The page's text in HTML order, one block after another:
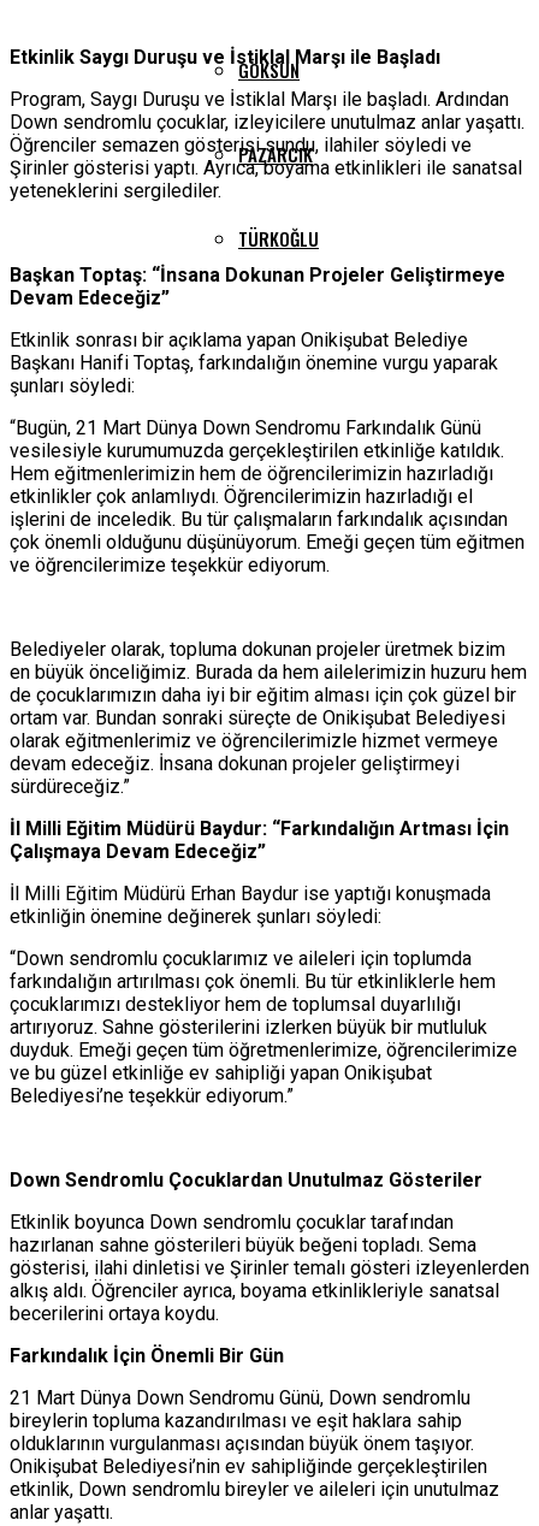
GÖKSUN
PAZARCIK
TÜRKOĞLU
Etkinlik Saygı Duruşu ve İstiklal Marşı ile Başladı
Program, Saygı Duruşu ve İstiklal Marşı ile başladı. Ardından
Down sendromlu çocuklar, izleyicilere unutulmaz anlar yaşattı.
Öğrenciler semazen gösterisi sundu, ilahiler söyledi ve
Şirinler gösterisi yaptı. Ayrıca, boyama etkinlikleri ile sanatsal
yeteneklerini sergilediler.
Başkan Toptaş: “İnsana Dokunan Projeler Geliştirmeye
Devam Edeceğiz”
Etkinlik sonrası bir açıklama yapan Onikişubat Belediye
Başkanı Hanifi Toptaş, farkındalığın önemine vurgu yaparak
şunları söyledi:
“Bugün, 21 Mart Dünya Down Sendromu Farkındalık Günü
vesilesiyle kurumumuzda gerçekleştirilen etkinliğe katıldık.
Hem eğitmenlerimizin hem de öğrencilerimizin hazırladığı
etkinlikler çok anlamlıydı. Öğrencilerimizin hazırladığı el
işlerini de inceledik. Bu tür çalışmaların farkındalık açısından
çok önemli olduğunu düşünüyorum. Emeği geçen tüm eğitmen
ve öğrencilerimize teşekkür ediyorum.
Belediyeler olarak, topluma dokunan projeler üretmek bizim
en büyük önceliğimiz. Burada da hem ailelerimizin huzuru hem
de çocuklarımızın daha iyi bir eğitim alması için çok güzel bir
ortam var. Bundan sonraki süreçte de Onikişubat Belediyesi
olarak eğitmenlerimiz ve öğrencilerimizle hizmet vermeye
devam edeceğiz. İnsana dokunan projeler geliştirmeyi
sürdüreceğiz.”
İl Milli Eğitim Müdürü Baydur: “Farkındalığın Artması İçin
Çalışmaya Devam Edeceğiz”
İl Milli Eğitim Müdürü Erhan Baydur ise yaptığı konuşmada
etkinliğin önemine değinerek şunları söyledi:
“Down sendromlu çocuklarımız ve aileleri için toplumda
farkındalığın artırılması çok önemli. Bu tür etkinliklerle hem
çocuklarımızı destekliyor hem de toplumsal duyarlılığı
artırıyoruz. Sahne gösterilerini izlerken büyük bir mutluluk
duyduk. Emeği geçen tüm öğretmenlerimize, öğrencilerimize
ve bu güzel etkinliğe ev sahipliği yapan Onikişubat
Belediyesi’ne teşekkür ediyorum.”
Down Sendromlu Çocuklardan Unutulmaz Gösteriler
Etkinlik boyunca Down sendromlu çocuklar tarafından
hazırlanan sahne gösterileri büyük beğeni topladı. Sema
gösterisi, ilahi dinletisi ve Şirinler temalı gösteri izleyenlerden
alkış aldı. Öğrenciler ayrıca, boyama etkinlikleriyle sanatsal
becerilerini ortaya koydu.
Farkındalık İçin Önemli Bir Gün
21 Mart Dünya Down Sendromu Günü, Down sendromlu
bireylerin topluma kazandırılması ve eşit haklara sahip
olduklarının vurgulanması açısından büyük önem taşıyor.
Onikişubat Belediyesi’nin ev sahipliğinde gerçekleştirilen
etkinlik, Down sendromlu bireyler ve aileleri için unutulmaz
anlar yaşattı.